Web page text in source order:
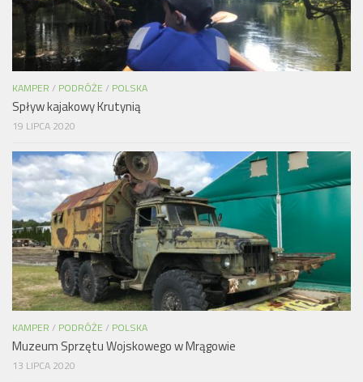
KAMPER / PODRÓŻE / POLSKA
Spływ kajakowy Krutynią
19 LIPCA 2020
KAMPER / PODRÓŻE / POLSKA
Muzeum Sprzętu Wojskowego w Mrągowie
13 LIPCA 2020